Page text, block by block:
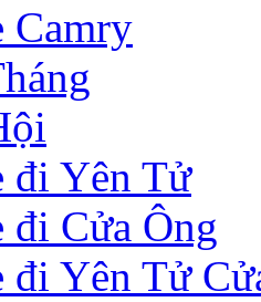
Camry
đi Yên Tử
đi Cửa Ông
đi Yên Tử